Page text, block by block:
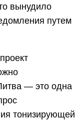
вынудило
путем
— это одна
тонизирующей